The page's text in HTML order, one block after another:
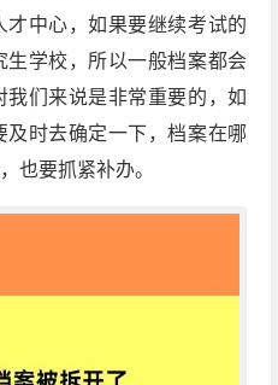
中心，如果要继续考试的
学校，所以一般档案都会
们来说是非常重要的，如
时去确定一下，档案在哪
也要抓紧补办。